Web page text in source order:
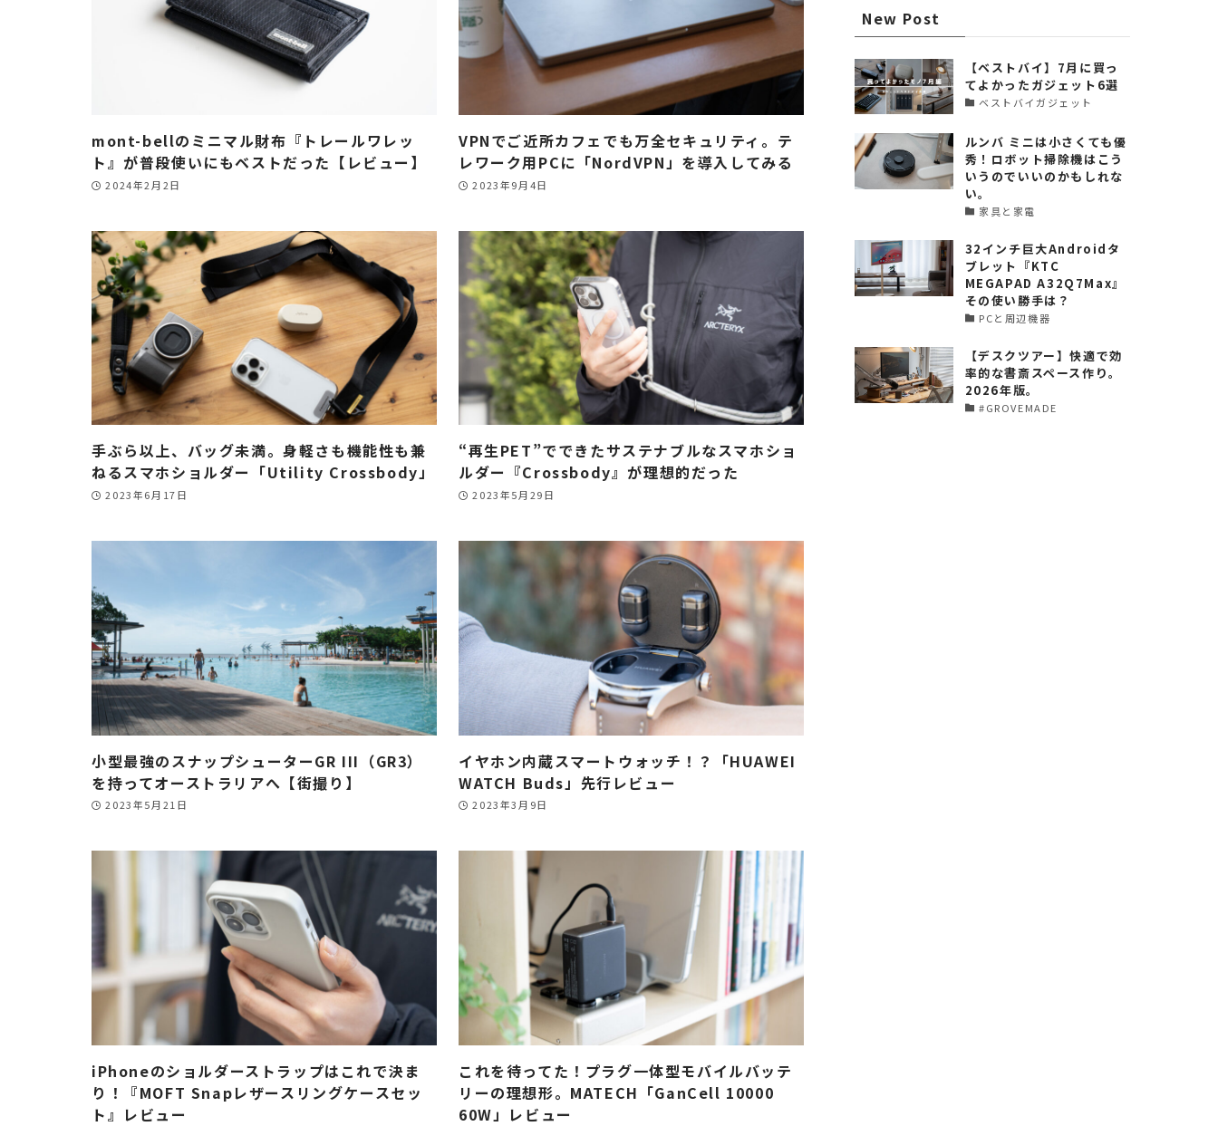
mont-bellのミニマル財布『トレールワレッ
ト』が普段使いにもベストだった【レビュー】
2024年2月2日
VPNでご近所カフェでも万全セキュリティ。テ
レワーク用PCに「NordVPN」を導入してみる
2023年9月4日
手ぶら以上、バッグ未満。身軽さも機能性も兼
ねるスマホショルダー「Utility Crossbody」
2023年6月17日
“再生PET”でできたサステナブルなスマホショ
ルダー『Crossbody』が理想的だった
2023年5月29日
小型最強のスナップシューターGR III（GR3）
を持ってオーストラリアへ【街撮り】
2023年5月21日
イヤホン内蔵スマートウォッチ！？「HUAWEI
WATCH Buds」先行レビュー
2023年3月9日
iPhoneのショルダーストラップはこれで決ま
り！『MOFT Snapレザースリングケースセッ
ト』レビュー
これを待ってた！プラグ一体型モバイルバッテ
リーの理想形。MATECH「GanCell 10000
60W」レビュー
New Post
【ベストバイ】7月に買っ
てよかったガジェット6選
ベストバイガジェット
ルンバ ミニは小さくても優
秀！ロボット掃除機はこう
いうのでいいのかもしれな
い。
家具と家電
32インチ巨大Androidタ
ブレット『KTC
MEGAPAD A32Q7Max』
その使い勝手は？
PCと周辺機器
【デスクツアー】快適で効
率的な書斎スペース作り。
2026年版。
#GROVEMADE